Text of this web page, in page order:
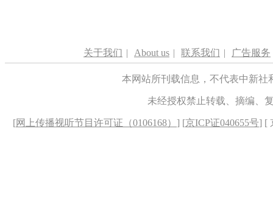
关于我们 | About us | 联系我们 | 广告服务
本网站所刊载信息，不代表中新
未经授权禁止转载、摘编、
[网上传播视听节目许可证（0106168） ] [京ICP证040655号] [